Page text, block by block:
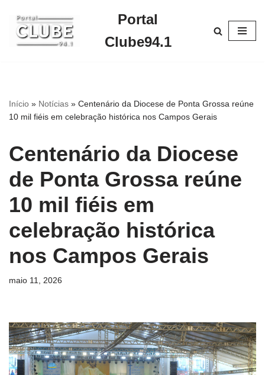
Pular
para
Portal
Clube94.1
Início » Notícias » Centenário da Diocese de Ponta Grossa reúne
10 mil fiéis em celebração histórica nos Campos Gerais
Centenário da Diocese
de Ponta Grossa reúne
10 mil fiéis em
celebração histórica
nos Campos Gerais
maio 11, 2026